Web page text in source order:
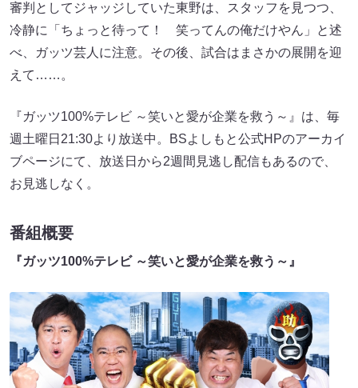
審判としてジャッジしていた東野は、スタッフを見つつ、
冷静に「ちょっと待って！ 笑ってんの俺だけやん」と述
べ、ガッツ芸人に注意。その後、試合はまさかの展開を迎
えて……。
『ガッツ100%テレビ ～笑いと愛が企業を救う～』は、毎
週土曜日21:30より放送中。BSよしもと公式HPのアーカイ
ブページにて、放送日から2週間見逃し配信もあるので、
お見逃しなく。
番組概要
『ガッツ100%テレビ ～笑いと愛が企業を救う～』